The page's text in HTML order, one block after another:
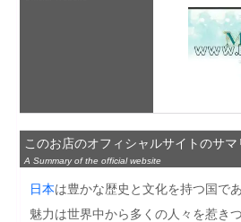
このお店のオフィシャルサイトのサマ
A Summary of the official website
日本は豊かな歴史と文化を持つ国で
魅力は世界中から多くの人々を惹き